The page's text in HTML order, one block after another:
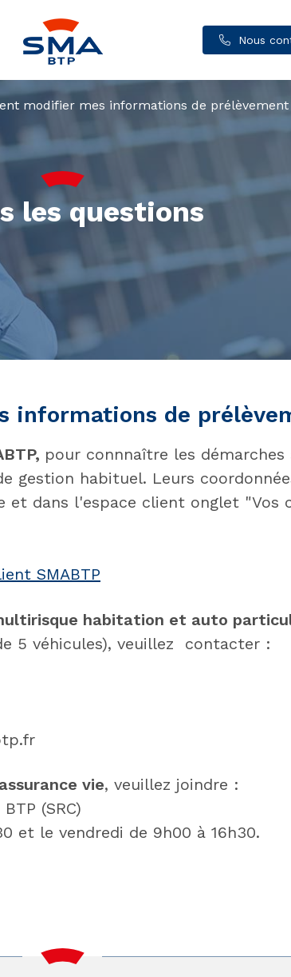
Nous
modifier mes informations de prélèvement
les questions
informations de
pour connnaître les démarches
gestion habituel. Leurs
et dans l'espace client onglet "Vos
SMABTP
habitation et auto
5 véhicules), veuillez contacter :
vie, veuillez joindre :
(SRC)
et le vendredi de 9h00 à 16h30.